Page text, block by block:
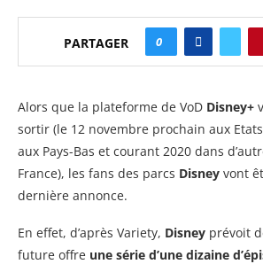
PARTAGER 0
Alors que la plateforme de VoD Disney+
sortir (le 12 novembre prochain aux
aux Pays-Bas et courant 2020 dans
France), les fans des parcs Disney vont
dernière annonce.
En effet, d’après Variety, Disney prévoit
future offre une série d’une dizaine